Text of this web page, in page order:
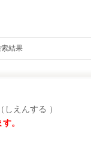
結果
しえんする ）
。